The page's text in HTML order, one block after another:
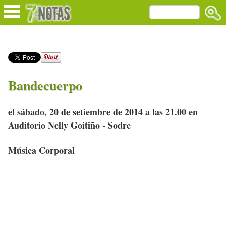
Bandecuerpo
el sábado, 20 de setiembre de 2014 a las 21.00 en
Auditorio Nelly Goitiño - Sodre
Música Corporal